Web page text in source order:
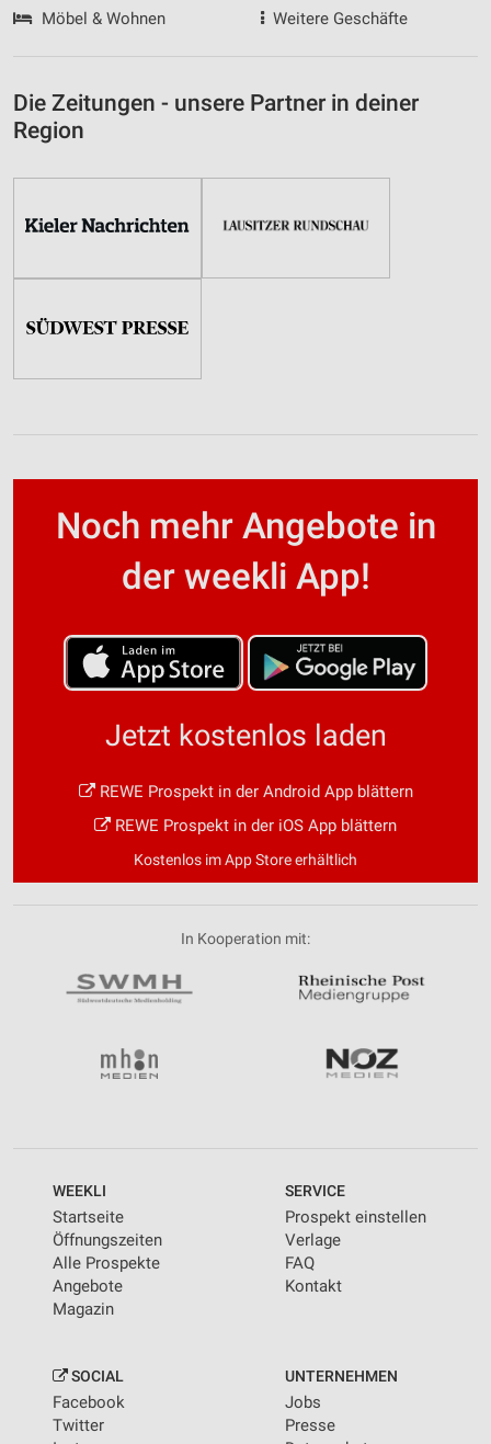
Möbel & Wohnen
Weitere Geschäfte
Die Zeitungen - unsere Partner in deiner
Region
Noch mehr Angebote in
der weekli App!
Jetzt kostenlos laden
REWE Prospekt in der Android App blättern
REWE Prospekt in der iOS App blättern
Kostenlos im App Store erhältlich
In Kooperation mit:
WEEKLI
Startseite
Öffnungszeiten
Alle Prospekte
Angebote
Magazin
SERVICE
Prospekt einstellen
Verlage
FAQ
Kontakt
SOCIAL
Facebook
Twitter
UNTERNEHMEN
Jobs
Presse